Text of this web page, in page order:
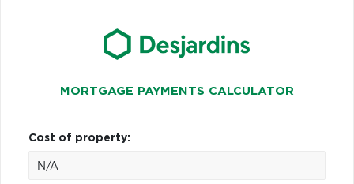
MORTGAGE PAYMENTS CALCULATOR
Cost of property: